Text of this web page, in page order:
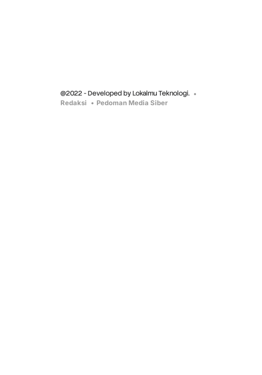
@2022 - Developed by Lokalmu Teknologi.
Redaksi Pedoman Media Siber